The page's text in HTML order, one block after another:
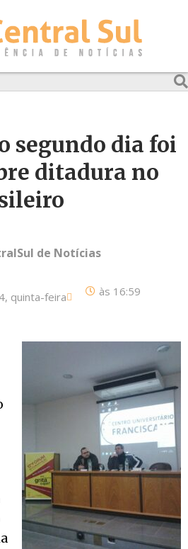
segundo dia foi
ditadura no
de Notícias
quinta-feira às 16:59